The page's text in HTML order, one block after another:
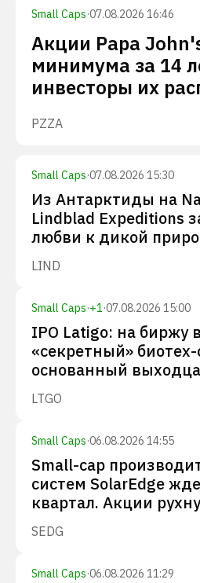
Small Caps·07.08.2026 16:46
Акции Papa
минимума за 14
инвесторы их
PZZA
Small Caps·07.08.2026 15:30
Из Антарктиды на
Lindblad Expeditions
любви к дикой
LIND
Small Caps·+1·07.08.2026 15:00
IPO Latigo: на биржу
«секретный» биотех-
основанный
LTGO
Small Caps·06.08.2026 14:55
Small-cap
систем SolarEdge
квартал. Акции
SEDG
Small Caps·06.08.2026 11:29